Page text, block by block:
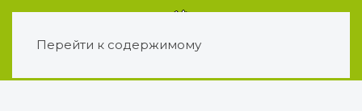
Перейти к содержимому